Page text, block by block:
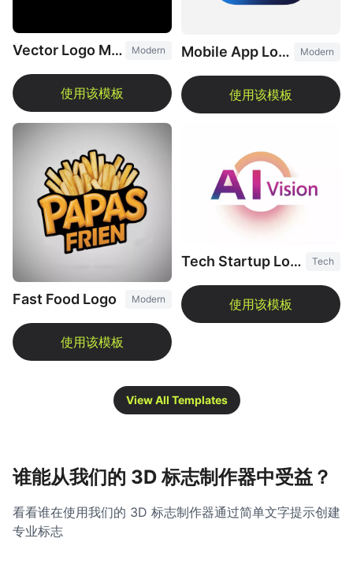
Vector Logo Maker Modern Mobile App Logo Modern
Fast Food Logo Modern
Tech Startup Logo Tech
View All Templates
谁能从我们的 3D 标志制作器中受益？
看看谁在使用我们的 3D 标志制作器通过简单文字提示创建
专业标志